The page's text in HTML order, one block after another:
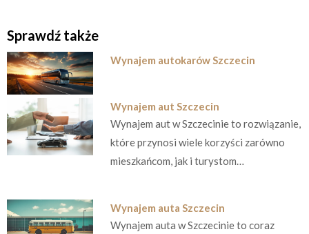
Sprawdź także
Wynajem autokarów Szczecin
Wynajem aut Szczecin
Wynajem aut w Szczecinie to rozwiązanie,
które przynosi wiele korzyści zarówno
mieszkańcom, jak i turystom…
Wynajem auta Szczecin
Wynajem auta w Szczecinie to coraz